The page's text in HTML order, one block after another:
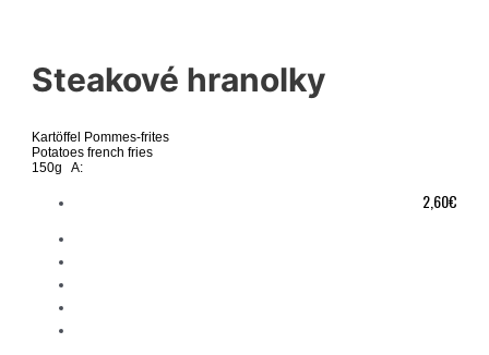
Steakové hranolky
Kartöffel Pommes-frites
Potatoes french fries
150g A:
2,60€